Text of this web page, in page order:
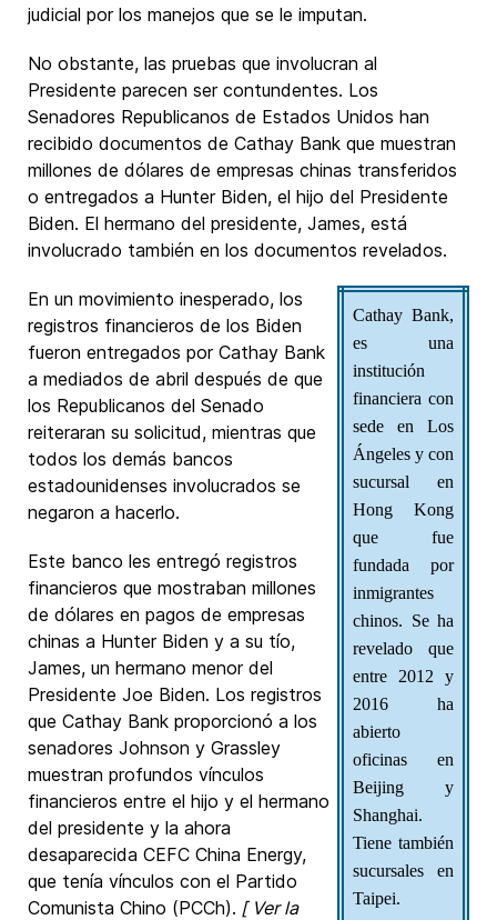
judicial por los manejos que se le imputan.
No obstante, las pruebas que involucran al
Presidente parecen ser contundentes. Los
Senadores Republicanos de Estados Unidos han
recibido documentos de Cathay Bank que muestran
millones de dólares de empresas chinas transferidos
o entregados a Hunter Biden, el hijo del Presidente
Biden. El hermano del presidente, James, está
involucrado también en los documentos revelados.
Cathay Bank,
es una
institución
financiera con
sede en Los
Ángeles y con
sucursal en
Hong Kong
que fue
fundada por
inmigrantes
chinos. Se ha
revelado que
entre 2012 y
2016 ha
abierto
oficinas en
Beijing y
Shanghai.
Tiene también
sucursales en
Taipei.
En un movimiento inesperado, los
registros financieros de los Biden
fueron entregados por Cathay Bank
a mediados de abril después de que
los Republicanos del Senado
reiteraran su solicitud, mientras que
todos los demás bancos
estadounidenses involucrados se
negaron a hacerlo.
Este banco les entregó registros
financieros que mostraban millones
de dólares en pagos de empresas
chinas a Hunter Biden y a su tío,
James, un hermano menor del
Presidente Joe Biden. Los registros
que Cathay Bank proporcionó a los
senadores Johnson y Grassley
muestran profundos vínculos
financieros entre el hijo y el hermano
del presidente y la ahora
desaparecida CEFC China Energy,
que tenía vínculos con el Partido
Comunista Chino (PCCh). [ Ver la